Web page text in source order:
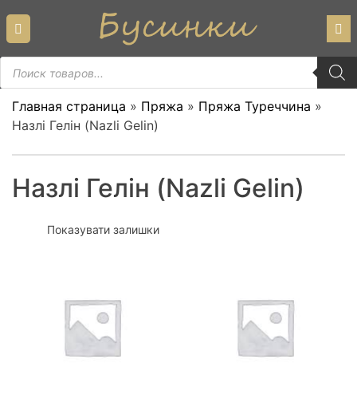
content
Пошук
товарів
Главная страница » Пряжа » Пряжа Туреччина »
Назлі Гелін (Nazli Gelin)
Назлі Гелін (Nazli Gelin)
Показувати залишки